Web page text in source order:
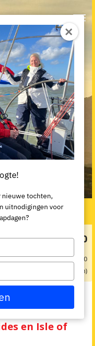
& Skye
v.a. € 0
obv 2 pers. op 01-01-1970
1 dag(en)
en Isle of
nieuwe tochten,
uitnodigingen voor